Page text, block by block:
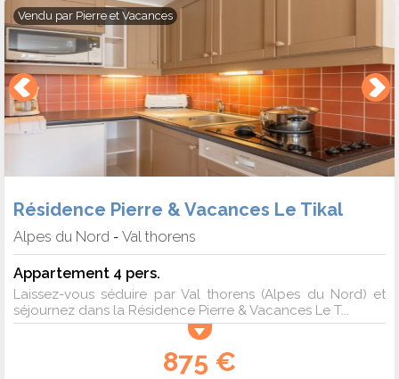
Vendu par Pierre et Vacances
Résidence Pierre & Vacances Le Tikal
Alpes du Nord - Val thorens
Appartement 4 pers.
Laissez-vous séduire par Val thorens (Alpes du Nord) et
séjournez dans la Résidence Pierre & Vacances Le T...
875 €